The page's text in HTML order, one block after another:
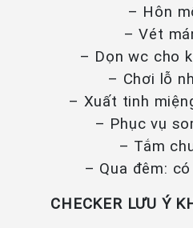
– Hôn
– Vét
– Dọn wc cho
– Chơi lỗ
– Xuất tinh
– Phục vụ
– Tắm
– Qua đêm:
CHECKER LƯU Ý